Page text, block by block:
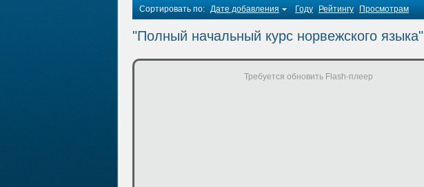
Сортировать по: Дате добавления Году Рейтингу Просмотрам
"Полный начальный курс норвежского языка"
Требуется обновить Flash-плеер